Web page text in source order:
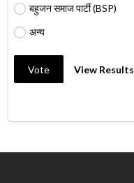
बहुजन समाज पार्टी (BSP)
अन्य
Vote View Results